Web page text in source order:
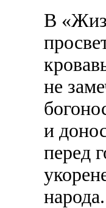
В
не
и
перед
народа.